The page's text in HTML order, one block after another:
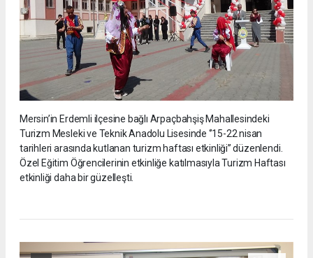
Mersin’in Erdemli ilçesine bağlı Arpaçbahşiş Mahallesindeki
Turizm Mesleki ve Teknik Anadolu Lisesinde ‘’15-22 nisan
tarihleri arasında kutlanan turizm haftası etkinliği’’ düzenlendi.
Özel Eğitim Öğrencilerinin etkinliğe katılmasıyla Turizm Haftası
etkinliği daha bir güzelleşti.